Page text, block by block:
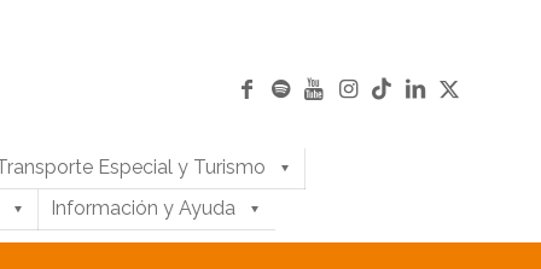
Especial y Turismo
Información y Ayuda